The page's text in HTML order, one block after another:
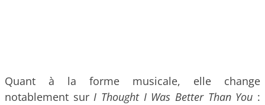
Quant à la forme musicale, elle change
notablement surI Thought I Was Better Than You :